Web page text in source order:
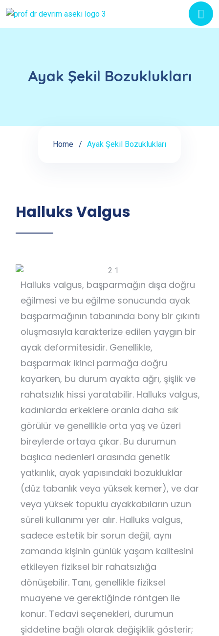
Ayak Şekil Bozuklukları
Home Ayak Şekil Bozuklukları
Halluks Valgus
Halluks valgus, başparmağın dışa doğru
eğilmesi ve bu eğilme sonucunda ayak
başparmağının tabanında bony bir çıkıntı
oluşmasıyla karakterize edilen yaygın bir
ayak deformitesidir. Genellikle,
başparmak ikinci parmağa doğru
kayarken, bu durum ayakta ağrı, şişlik ve
rahatsızlık hissi yaratabilir. Halluks valgus,
kadınlarda erkeklere oranla daha sık
görülür ve genellikle orta yaş ve üzeri
bireylerde ortaya çıkar. Bu durumun
başlıca nedenleri arasında genetik
yatkınlık, ayak yapısındaki bozukluklar
(düz tabanlık veya yüksek kemer), ve dar
veya yüksek topuklu ayakkabıların uzun
süreli kullanımı yer alır. Halluks valgus,
sadece estetik bir sorun değil, aynı
zamanda kişinin günlük yaşam kalitesini
etkileyen fiziksel bir rahatsızlığa
dönüşebilir. Tanı, genellikle fiziksel
muayene ve gerektiğinde röntgen ile
konur. Tedavi seçenekleri, durumun
şiddetine bağlı olarak değişiklik gösterir;